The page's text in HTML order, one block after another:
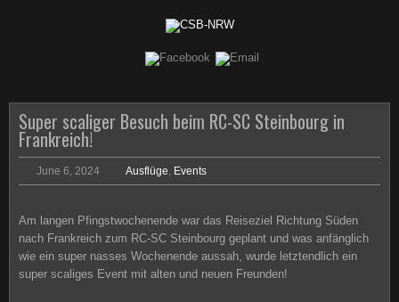
Super scaliger Besuch beim RC-SC Steinbourg in
Frankreich!
June 6, 2024 Ausflüge, Events
Am langen Pfingstwochenende war das Reiseziel Richtung Süden
nach Frankreich zum RC-SC Steinbourg geplant und was anfänglich
wie ein super nasses Wochenende aussah, wurde letztendlich ein
super scaliges Event mit alten und neuen Freunden!